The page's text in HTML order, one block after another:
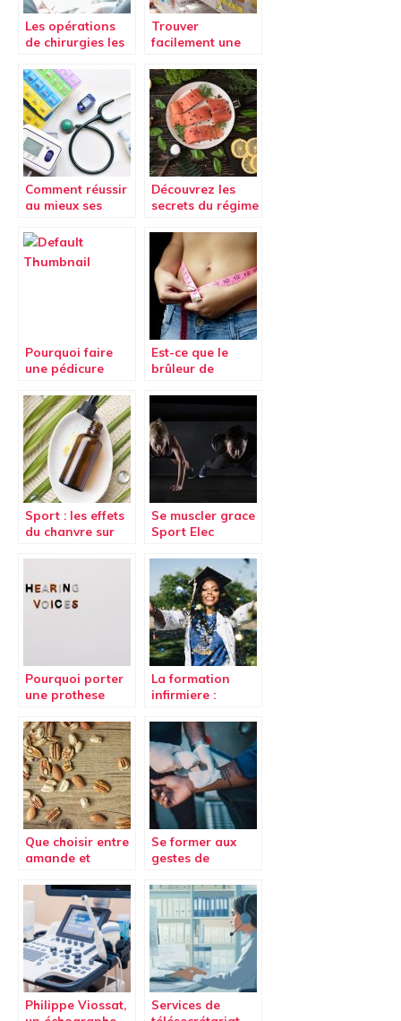
Les opérations
de chirurgies les
aujourd’hui.
Trouver
facilement une
garde
Comment réussir
au mieux ses
(Parcours d’Accès
à Besançon
Découvrez les
secrets du régime
Pourquoi faire
une pédicure
podologue
régulièrement ?
Est-ce que le
brûleur de
est efficace pour
maigrir ?
Sport : les effets
du chanvre sur
Se muscler grace
Sport Elec
Pourquoi porter
une prothese
necessaire en
cas de trouble de
l’ouie ?
La formation
infirmiere :
1992-2009
Que choisir entre
amande et
Se former aux
gestes de
Philippe Viossat,
Services de